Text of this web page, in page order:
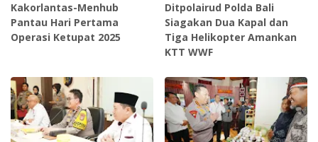
Kakorlantas-Menhub
Pantau Hari Pertama
Operasi Ketupat 2025
Ditpolairud Polda Bali
Siagakan Dua Kapal dan
Tiga Helikopter Amankan
KTT WWF